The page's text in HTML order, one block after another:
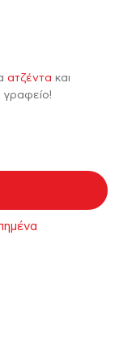
ατζέντα και
γραφείο!